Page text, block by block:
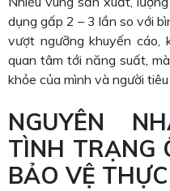
dụng gấp 2 – 3 lần so với
vượt ngưỡng khuyến cáo,
quan tâm tới năng suất,
khỏe của mình và người tiêu
NGUYÊN
TÌNH TRẠNG
BẢO VỆ